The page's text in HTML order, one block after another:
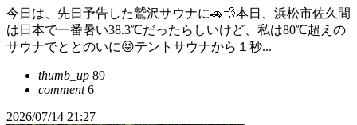
今日は、先日予告した鷲沢サウナに🚗💨本日、浜松市佐久間
は日本で一番暑い38.3℃だったらしいけど、私は80℃超えの
サウナでととのいに😝テントサウナから１秒...
thumb_up 89
comment6
2026/07/14 21:27